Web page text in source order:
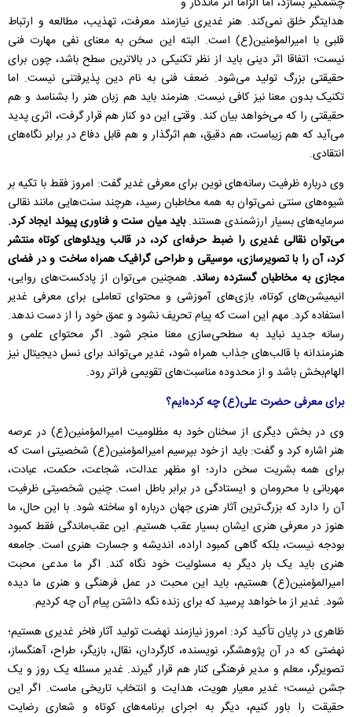
هدایتگر خلق نمی‌کند. هنر غدیری نیازمند معرفت، تهذیب، مطالعه و ارتباط
قلبی با امیرالمؤمنین(ع) است. البته این سخن به معنای نفی مهارت فنی
نیست؛ اتفاقا اثر دینی باید از نظر تکنیکی در بالاترین سطح باشد، چون برای
حقیقتی بزرگ تولید می‌شود. ضعف فنی به نام دین پذیرفتنی نیست. اما
تکنیک بدون معنا نیز کافی نیست. هنرمند باید هم زبان هنر را بشناسد و هم
حقیقتی را که می‌خواهد بیان کند. وقتی این دو کنار هم قرار گرفت، اثری پدید
می‌آید که هم زیباست، هم دقیق، هم اثرگذار و هم قابل دفاع در برابر نگاه‌های
انتقادی.
وی درباره ظرفیت رسانه‌های نوین برای معرفی غدیر گفت: امروز فقط با تکیه بر
شیوه‌های سنتی نمی‌توان به همه مخاطبان رسید، هرچند سنت‌هایی مانند نقالی
سرمایه‌های بسیار ارزشمندی هستند.باید میان سنت و فناوری پیوند ایجاد کرد.
می‌توان نقالی غدیری را ضبط حرفه‌ای کرد، در قالب ویدئوهای کوتاه منتشر
کرد، آن را با تصویرسازی، موسیقی و طراحی گرافیک همراه ساخت و در فضای
مجازی به مخاطبان گسترده رساند. همچنین می‌توان از پادکست‌های روایی،
انیمیشن‌های کوتاه، بازی‌های آموزشی و محتوای تعاملی برای معرفی غدیر
استفاده کرد. مهم این است که پیام تحریف نشود و عمق خود را از دست ندهد.
رسانه جدید نباید به سطحی‌سازی معنا منجر شود. اگر محتوای علمی و
هنرمندانه با قالب‌های جذاب همراه شود، غدیر می‌تواند برای نسل دیجیتال نیز
الهام‌بخش باشد و از محدوده مناسبت‌های تقویمی فراتر رود.
برای معرفی حضرت علی(ع) چه کرده‌ایم؟
وی در بخش دیگری از سخنان خود به مظلومیت امیرالمؤمنین(ع) در عرصه
هنر اشاره کرد و گفت: باید از خود بپرسیم امیرالمؤمنین(ع) شخصیتی است که
برای همه بشریت سخن دارد؛ او مظهر عدالت، شجاعت، حکمت، عبادت،
مهربانی با محرومان و ایستادگی در برابر باطل است. چنین شخصیتی ظرفیت
آن را دارد که بزرگ‌ترین آثار هنری جهان درباره او ساخته شود. با این حال، ما
هنوز در معرفی هنری ایشان بسیار عقب هستیم. این عقب‌ماندگی فقط کمبود
بودجه نیست، بلکه گاهی کمبود اراده، اندیشه و جسارت هنری است. جامعه
هنری باید یک بار دیگر به مسئولیت خود نگاه کند. اگر ما مدعی محبت
امیرالمؤمنین(ع) هستیم، باید این محبت در عمل فرهنگی و هنری ما دیده
شود. غدیر از ما خواهد پرسید که برای زنده نگه داشتن پیام آن چه کردیم.
ظاهری در پایان تأکید کرد: امروز نیازمند نهضت تولید آثار فاخر غدیری هستیم؛
نهضتی که در آن پژوهشگر، نویسنده، کارگردان، نقال، بازیگر، طراح، آهنگساز،
تصویرگر، معلم و مدیر فرهنگی کنار هم قرار گیرند. غدیر مسئله یک روز و یک
جشن نیست؛ غدیر معیار هویت، هدایت و انتخاب تاریخی ماست. اگر این
حقیقت را باور کنیم، دیگر به اجرای برنامه‌های کوتاه و شعاری رضایت